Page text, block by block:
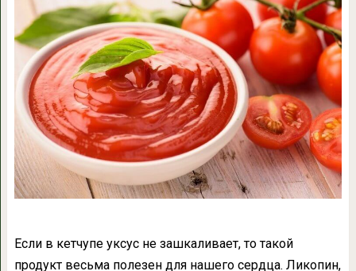
Если в кетчупе уксус не зашкаливает, то такой
продукт весьма полезен для нашего сердца. Ликопин,